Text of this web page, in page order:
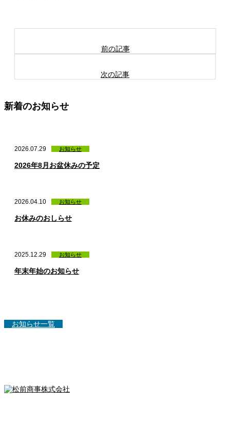
前の記事
次の記事
新着のお知らせ
2026.07.29 お知らせ
2026年8月お盆休みの予定
2026.04.10 お知らせ
お休みのおしらせ
2025.12.29 お知らせ
年末年始のお知らせ
お知らせ一覧